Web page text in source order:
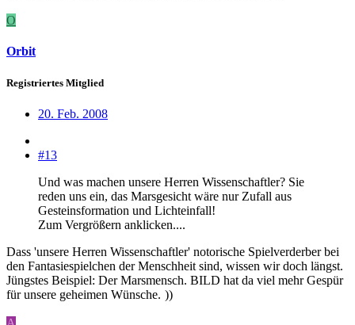
O
Orbit
Registriertes Mitglied
20. Feb. 2008
#13
Und was machen unsere Herren Wissenschaftler? Sie
reden uns ein, das Marsgesicht wäre nur Zufall aus
Gesteinsformation und Lichteinfall!
Zum Vergrößern anklicken....
Dass 'unsere Herren Wissenschaftler' notorische Spielverderber bei
den Fantasiespielchen der Menschheit sind, wissen wir doch längst.
Jüngstes Beispiel: Der Marsmensch. BILD hat da viel mehr Gespür
für unsere geheimen Wünsche. ))